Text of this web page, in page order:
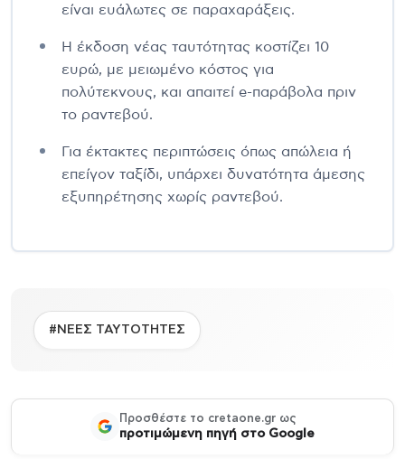
είναι ευάλωτες σε παραχαράξεις.
Η έκδοση νέας ταυτότητας κοστίζει 10
ευρώ, με μειωμένο κόστος για
πολύτεκνους, και απαιτεί e-παράβολα πριν
το ραντεβού.
Για έκτακτες περιπτώσεις όπως απώλεια ή
επείγον ταξίδι, υπάρχει δυνατότητα άμεσης
εξυπηρέτησης χωρίς ραντεβού.
#ΝΕΕΣ ΤΑΥΤΟΤΗΤΕΣ
Προσθέστε το cretaone.gr ως
προτιμώμενη πηγή στο Google